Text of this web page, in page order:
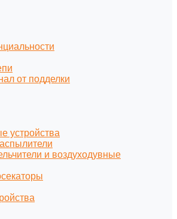
от подделки
устройства
и воздуходувные